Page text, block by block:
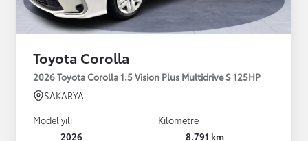
Toyota Corolla
2026 Toyota Corolla 1.5 Vision Plus Multidrive S 125HP
SAKARYA
Model yılı
2026
Kilometre
8.791 km